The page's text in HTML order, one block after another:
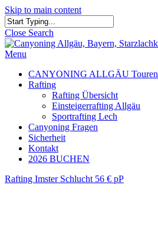
Skip to main content
Close Search
Menu
CANYONING ALLGÄU Touren
Rafting
Rafting Übersicht
Einsteigerrafting Allgäu
Sportrafting Lech
Canyoning Fragen
Sicherheit
Kontakt
2026 BUCHEN
Rafting Imster Schlucht 56 € pP